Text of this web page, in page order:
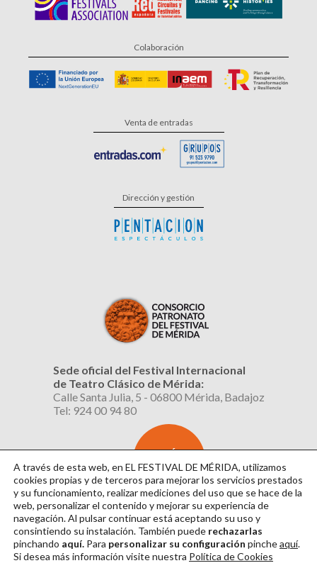
Colaboración
Venta de entradas
Dirección y gestión
Sede oficial del Festival Internacional
de Teatro Clásico de Mérida:
Calle Santa Julia, 5 - 06800 Mérida, Badajoz
Tel: 924 00 94 80
SUSCRÍBETE
AL BOLETÍN
A través de esta web, en EL FESTIVAL DE MÉRIDA, utilizamos
cookies propias y de terceros para mejorar los servicios prestados
y su funcionamiento, realizar mediciones del uso que se hace de la
web, personalizar el contenido y mejorar su experiencia de
navegación. Al pulsar continuarestá aceptando su uso y
consintiendo su instalación. También puede rechazarlas
pinchando aquí. Para personalizar su configuración pincheaquí.
Si desea más información visite nuestra Política de Cookies